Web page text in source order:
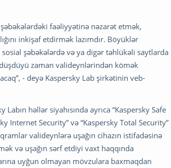
faəliyyətinə nəzarət etmək,
inkişaf etdirmək lazımdır. Böyüklər
şəbəkələrdə və ya digər təhlükəli saytlarda
zaman valideynlərindən kömək
- deyə Kaspersky Lab şirkətinin veb-
həllər siyahısında ayrıca “Kaspersky Safe
Internet Security” və “Kaspersky Total Security”
valideynlərə uşağın cihazın istifadəsinə
və uşağın sərf etdiyi vaxt haqqında
uyğun olmayan mövzulara baxmaqdan